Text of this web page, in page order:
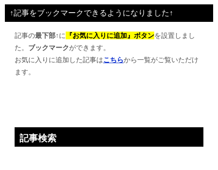
ビ
ゲ
↑記事をブックマークできるようになりました↑
記事の最下部↑に 『お気に入りに追加』ボタンを設置しまし
た。 ブックマークができます。
お気に入りに追加した記事はこちらから一覧がご覧いただけ
ます。
記事検索